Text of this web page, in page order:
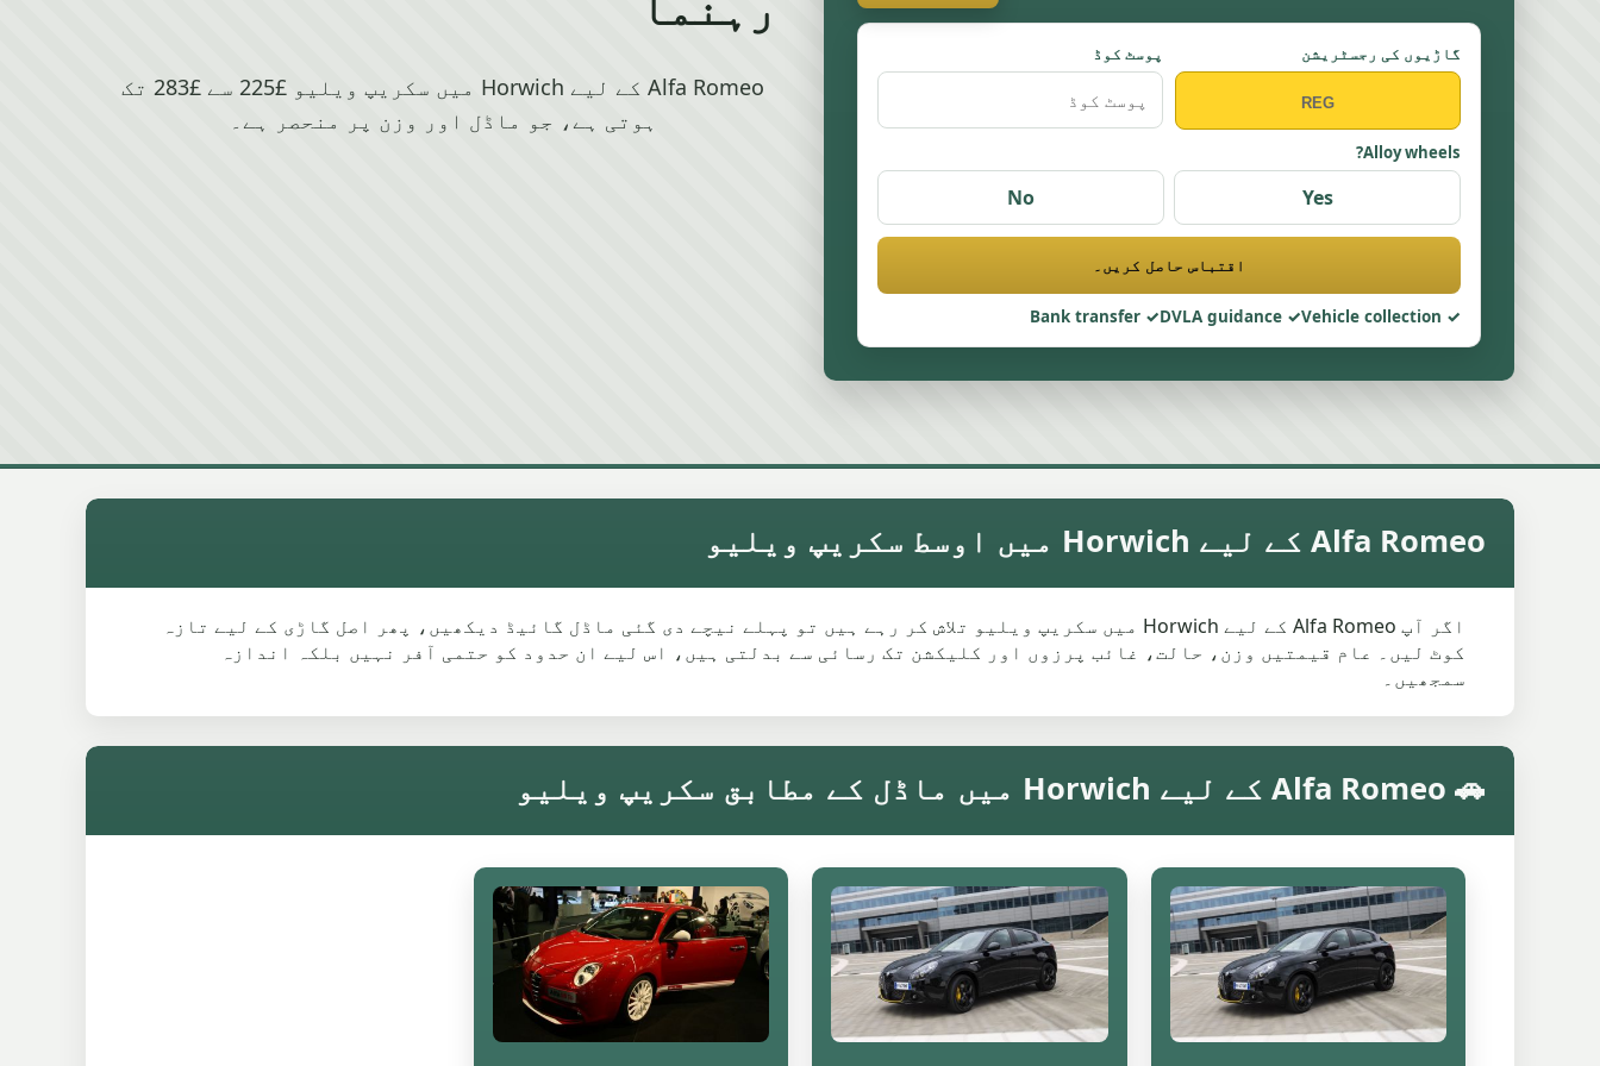
گاڑیوں کی رجسٹریشن پوسٹ کوڈ
Alloy wheels?
Yes
No
اقتباس حاصل کریں۔
Vehicle collection
DVLA guidance
Bank transfer
Alfa Romeo کے لیے Horwich میں سکریپ ویلیو £225 سے £283 تک
ہوتی ہے، جو ماڈل اور وزن پر منحصر ہے۔
Alfa Romeo کے لیے Horwich میں اوسط سکریپ ویلیو
اگر آپ Alfa Romeo کے لیے Horwich میں سکریپ ویلیو تلاش کر رہے ہیں تو پہلے نیچے دی گئی ماڈل گائیڈ دیکھیں، پھر اصل گاڑی کے لیے تازہ
کوٹ لیں۔ عام قیمتیں وزن، حالت، غائب پرزوں اور کلیکشن تک رسائی سے بدلتی ہیں، اس لیے ان حدود کو حتمی آفر نہیں بلکہ اندازہ
سمجھیں۔
🚗 Alfa Romeo کے لیے Horwich میں ماڈل کے مطابق سکریپ ویلیو